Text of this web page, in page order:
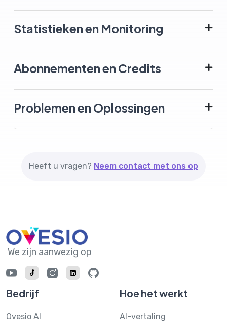
Statistieken en Monitoring
Abonnementen en Credits
Problemen en Oplossingen
Heeft u vragen? Neem contact met ons op
We zijn aanwezig op
Bedrijf
Ovesio AI
Hoe het werkt
AI-vertaling